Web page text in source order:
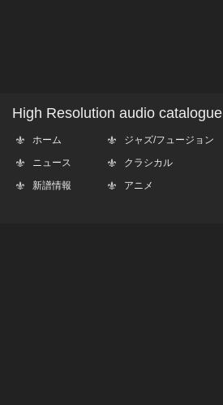
High Resolution audio catalogue
ホーム
ニュース
新譜情報
ジャズ/フュージョン
クラシカル
アニメ